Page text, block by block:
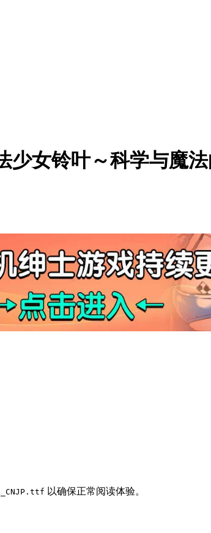
少女铃叶～科学与魔
以确保正常阅读体验。